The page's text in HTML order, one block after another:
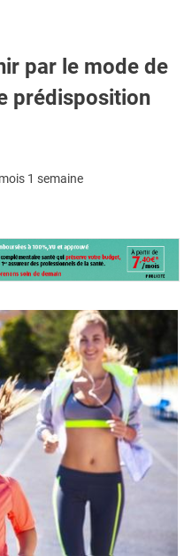
par le mode de
prédisposition
1 semaine